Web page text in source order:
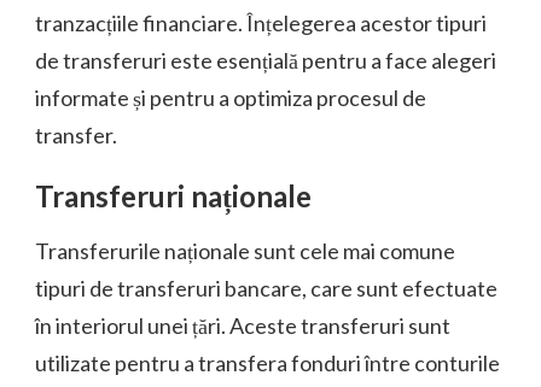
tranzacțiile financiare. Înțelegerea acestor tipuri
de transferuri este esențială pentru a face alegeri
informate și pentru a optimiza procesul de
transfer.
Transferuri naționale
Transferurile naționale sunt cele mai comune
tipuri de transferuri bancare, care sunt efectuate
în interiorul unei țări. Aceste transferuri sunt
utilizate pentru a transfera fonduri între conturile